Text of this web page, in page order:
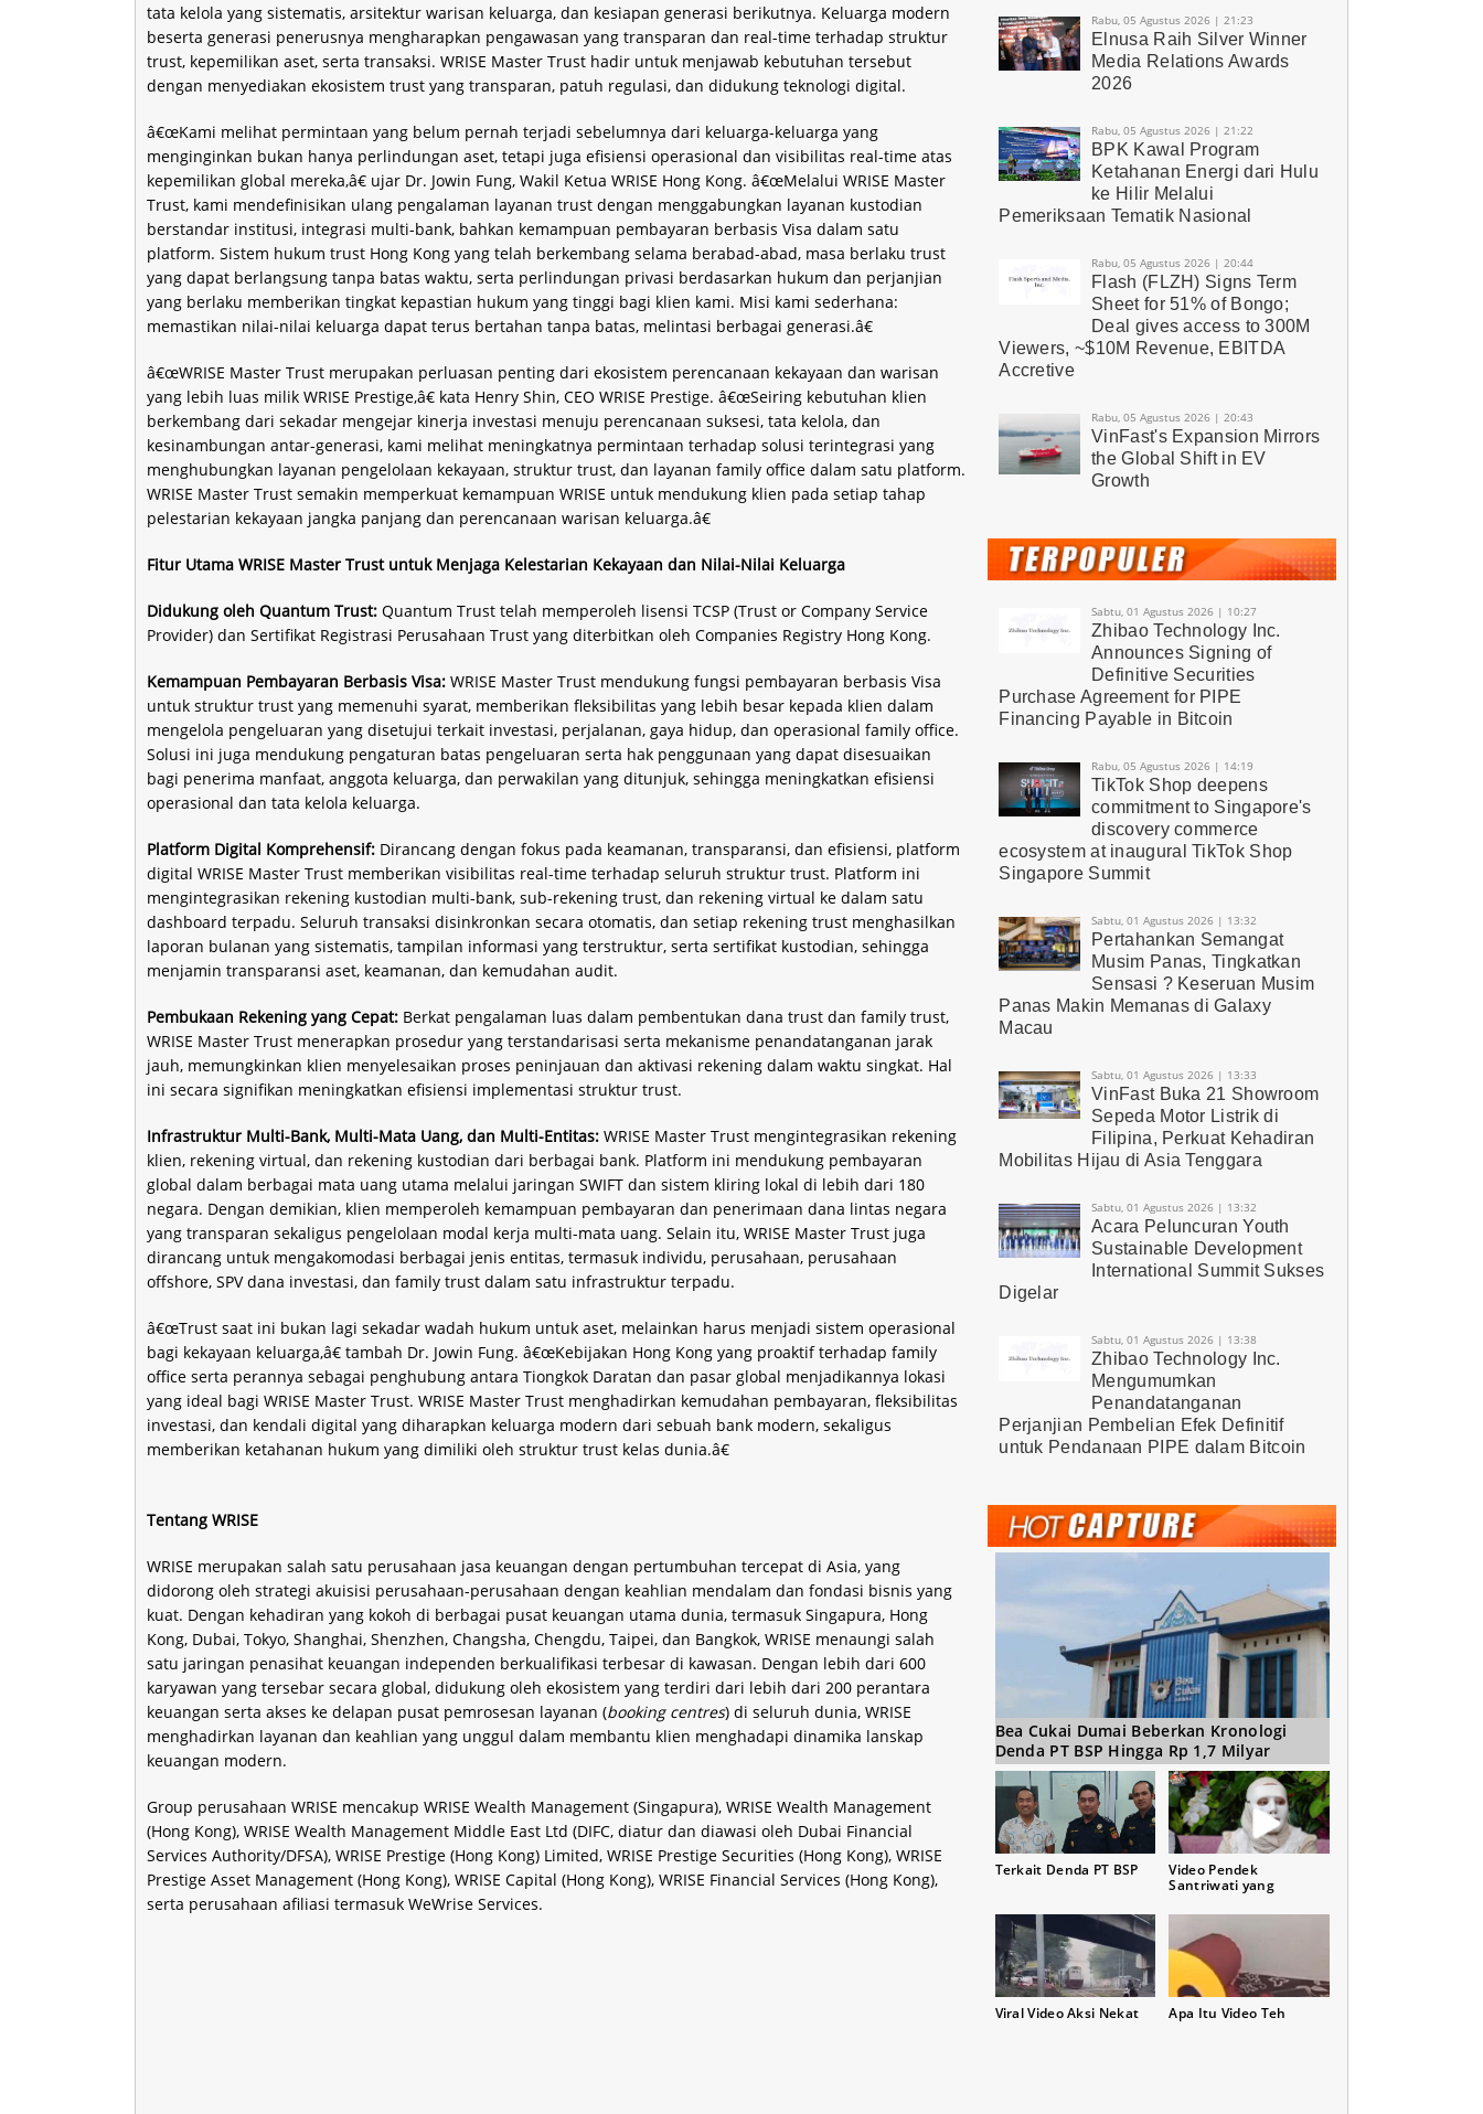
tata kelola yang sistematis, arsitektur warisan keluarga, dan kesiapan generasi berikutnya. Keluarga modern
beserta generasi penerusnya mengharapkan pengawasan yang transparan dan real-time terhadap struktur
trust, kepemilikan aset, serta transaksi. WRISE Master Trust hadir untuk menjawab kebutuhan tersebut
dengan menyediakan ekosistem trust yang transparan, patuh regulasi, dan didukung teknologi digital.
â€œKami melihat permintaan yang belum pernah terjadi sebelumnya dari keluarga-keluarga yang
menginginkan bukan hanya perlindungan aset, tetapi juga efisiensi operasional dan visibilitas real-time atas
kepemilikan global mereka,â€ ujar Dr. Jowin Fung, Wakil Ketua WRISE Hong Kong. â€œMelalui WRISE Master
Trust, kami mendefinisikan ulang pengalaman layanan trust dengan menggabungkan layanan kustodian
berstandar institusi, integrasi multi-bank, bahkan kemampuan pembayaran berbasis Visa dalam satu
platform. Sistem hukum trust Hong Kong yang telah berkembang selama berabad-abad, masa berlaku trust
yang dapat berlangsung tanpa batas waktu, serta perlindungan privasi berdasarkan hukum dan perjanjian
yang berlaku memberikan tingkat kepastian hukum yang tinggi bagi klien kami. Misi kami sederhana:
memastikan nilai-nilai keluarga dapat terus bertahan tanpa batas, melintasi berbagai generasi.â€
â€œWRISE Master Trust merupakan perluasan penting dari ekosistem perencanaan kekayaan dan warisan
yang lebih luas milik WRISE Prestige,â€ kata Henry Shin, CEO WRISE Prestige. â€œSeiring kebutuhan klien
berkembang dari sekadar mengejar kinerja investasi menuju perencanaan suksesi, tata kelola, dan
kesinambungan antar-generasi, kami melihat meningkatnya permintaan terhadap solusi terintegrasi yang
menghubungkan layanan pengelolaan kekayaan, struktur trust, dan layanan family office dalam satu platform.
WRISE Master Trust semakin memperkuat kemampuan WRISE untuk mendukung klien pada setiap tahap
pelestarian kekayaan jangka panjang dan perencanaan warisan keluarga.â€
Fitur Utama WRISE Master Trust untuk Menjaga Kelestarian Kekayaan dan Nilai-Nilai Keluarga
Didukung oleh Quantum Trust: Quantum Trust telah memperoleh lisensi TCSP (Trust or Company Service
Provider) dan Sertifikat Registrasi Perusahaan Trust yang diterbitkan oleh Companies Registry Hong Kong.
Kemampuan Pembayaran Berbasis Visa: WRISE Master Trust mendukung fungsi pembayaran berbasis Visa
untuk struktur trust yang memenuhi syarat, memberikan fleksibilitas yang lebih besar kepada klien dalam
mengelola pengeluaran yang disetujui terkait investasi, perjalanan, gaya hidup, dan operasional family office.
Solusi ini juga mendukung pengaturan batas pengeluaran serta hak penggunaan yang dapat disesuaikan
bagi penerima manfaat, anggota keluarga, dan perwakilan yang ditunjuk, sehingga meningkatkan efisiensi
operasional dan tata kelola keluarga.
Platform Digital Komprehensif: Dirancang dengan fokus pada keamanan, transparansi, dan efisiensi, platform
digital WRISE Master Trust memberikan visibilitas real-time terhadap seluruh struktur trust. Platform ini
mengintegrasikan rekening kustodian multi-bank, sub-rekening trust, dan rekening virtual ke dalam satu
dashboard terpadu. Seluruh transaksi disinkronkan secara otomatis, dan setiap rekening trust menghasilkan
laporan bulanan yang sistematis, tampilan informasi yang terstruktur, serta sertifikat kustodian, sehingga
menjamin transparansi aset, keamanan, dan kemudahan audit.
Pembukaan Rekening yang Cepat: Berkat pengalaman luas dalam pembentukan dana trust dan family trust,
WRISE Master Trust menerapkan prosedur yang terstandarisasi serta mekanisme penandatanganan jarak
jauh, memungkinkan klien menyelesaikan proses peninjauan dan aktivasi rekening dalam waktu singkat. Hal
ini secara signifikan meningkatkan efisiensi implementasi struktur trust.
Infrastruktur Multi-Bank, Multi-Mata Uang, dan Multi-Entitas: WRISE Master Trust mengintegrasikan rekening
klien, rekening virtual, dan rekening kustodian dari berbagai bank. Platform ini mendukung pembayaran
global dalam berbagai mata uang utama melalui jaringan SWIFT dan sistem kliring lokal di lebih dari 180
negara. Dengan demikian, klien memperoleh kemampuan pembayaran dan penerimaan dana lintas negara
yang transparan sekaligus pengelolaan modal kerja multi-mata uang. Selain itu, WRISE Master Trust juga
dirancang untuk mengakomodasi berbagai jenis entitas, termasuk individu, perusahaan, perusahaan
offshore, SPV dana investasi, dan family trust dalam satu infrastruktur terpadu.
â€œTrust saat ini bukan lagi sekadar wadah hukum untuk aset, melainkan harus menjadi sistem operasional
bagi kekayaan keluarga,â€ tambah Dr. Jowin Fung. â€œKebijakan Hong Kong yang proaktif terhadap family
office serta perannya sebagai penghubung antara Tiongkok Daratan dan pasar global menjadikannya lokasi
yang ideal bagi WRISE Master Trust. WRISE Master Trust menghadirkan kemudahan pembayaran, fleksibilitas
investasi, dan kendali digital yang diharapkan keluarga modern dari sebuah bank modern, sekaligus
memberikan ketahanan hukum yang dimiliki oleh struktur trust kelas dunia.â€
Tentang WRISE
WRISE merupakan salah satu perusahaan jasa keuangan dengan pertumbuhan tercepat di Asia, yang
didorong oleh strategi akuisisi perusahaan-perusahaan dengan keahlian mendalam dan fondasi bisnis yang
kuat. Dengan kehadiran yang kokoh di berbagai pusat keuangan utama dunia, termasuk Singapura, Hong
Kong, Dubai, Tokyo, Shanghai, Shenzhen, Changsha, Chengdu, Taipei, dan Bangkok, WRISE menaungi salah
satu jaringan penasihat keuangan independen berkualifikasi terbesar di kawasan. Dengan lebih dari 600
karyawan yang tersebar secara global, didukung oleh ekosistem yang terdiri dari lebih dari 200 perantara
keuangan serta akses ke delapan pusat pemrosesan layanan (booking centres) di seluruh dunia, WRISE
menghadirkan layanan dan keahlian yang unggul dalam membantu klien menghadapi dinamika lanskap
keuangan modern.
Group perusahaan WRISE mencakup WRISE Wealth Management (Singapura), WRISE Wealth Management
(Hong Kong), WRISE Wealth Management Middle East Ltd (DIFC, diatur dan diawasi oleh Dubai Financial
Services Authority/DFSA), WRISE Prestige (Hong Kong) Limited, WRISE Prestige Securities (Hong Kong), WRISE
Prestige Asset Management (Hong Kong), WRISE Capital (Hong Kong), WRISE Financial Services (Hong Kong),
serta perusahaan afiliasi termasuk WeWrise Services.
Rabu, 05 Agustus 2026 | 21:23
Elnusa Raih Silver Winner
Media Relations Awards
2026
Rabu, 05 Agustus 2026 | 21:22
BPK Kawal Program
Ketahanan Energi dari Hulu
ke Hilir Melalui
Pemeriksaan Tematik Nasional
Rabu, 05 Agustus 2026 | 20:44
Flash (FLZH) Signs Term
Sheet for 51% of Bongo;
Deal gives access to 300M
Viewers, ~$10M Revenue, EBITDA
Accretive
Rabu, 05 Agustus 2026 | 20:43
VinFast's Expansion Mirrors
the Global Shift in EV
Growth
Sabtu, 01 Agustus 2026 | 10:27
Zhibao Technology Inc.
Announces Signing of
Definitive Securities
Purchase Agreement for PIPE
Financing Payable in Bitcoin
Rabu, 05 Agustus 2026 | 14:19
TikTok Shop deepens
commitment to Singapore's
discovery commerce
ecosystem at inaugural TikTok Shop
Singapore Summit
Sabtu, 01 Agustus 2026 | 13:32
Pertahankan Semangat
Musim Panas, Tingkatkan
Sensasi ? Keseruan Musim
Panas Makin Memanas di Galaxy
Macau
Sabtu, 01 Agustus 2026 | 13:33
VinFast Buka 21 Showroom
Sepeda Motor Listrik di
Filipina, Perkuat Kehadiran
Mobilitas Hijau di Asia Tenggara
Sabtu, 01 Agustus 2026 | 13:32
Acara Peluncuran Youth
Sustainable Development
International Summit Sukses
Digelar
Sabtu, 01 Agustus 2026 | 13:38
Zhibao Technology Inc.
Mengumumkan
Penandatanganan
Perjanjian Pembelian Efek Definitif
untuk Pendanaan PIPE dalam Bitcoin
Bea Cukai Dumai Beberkan Kronologi
Denda PT BSP Hingga Rp 1,7 Milyar
Terkait Denda PT BSP
Video Pendek
Santriwati yang
Viral Video Aksi Nekat Apa Itu Video Teh